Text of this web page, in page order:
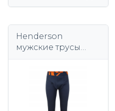
Henderson
мужские трусы